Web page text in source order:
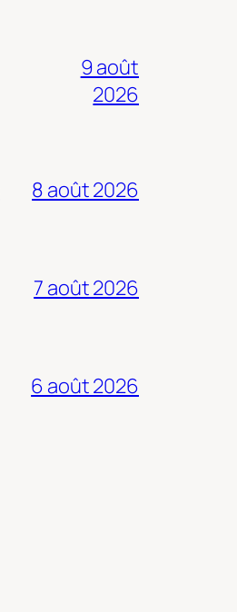
9 août
2026
8 août 2026
7 août 2026
6 août 2026